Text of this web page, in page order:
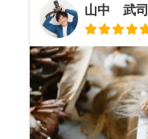
山中 武司